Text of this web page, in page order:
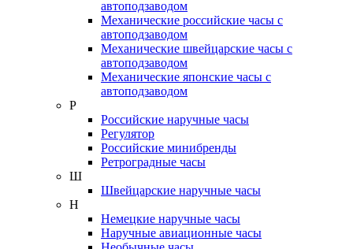
автоподзаводом
Механические российские часы с
автоподзаводом
Механические швейцарские часы с
автоподзаводом
Механические японские часы с
автоподзаводом
Р
Российские наручные часы
Регулятор
Российские минибренды
Ретроградные часы
Ш
Швейцарские наручные часы
Н
Немецкие наручные часы
Наручные авиационные часы